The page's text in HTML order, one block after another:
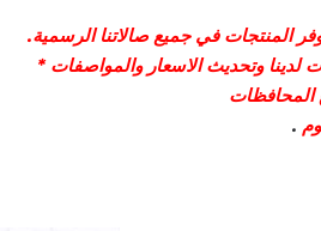
المنتجات في جميع صالاتنا الرسمية.
لدينا وتحديث الاسعار والمواصفات *
.